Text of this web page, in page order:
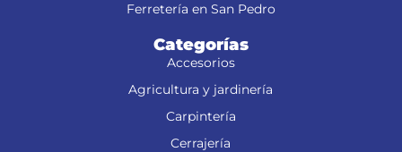
Ferretería en San Pedro
Categorías
Accesorios
Agricultura y jardinería
Carpintería
Cerrajería